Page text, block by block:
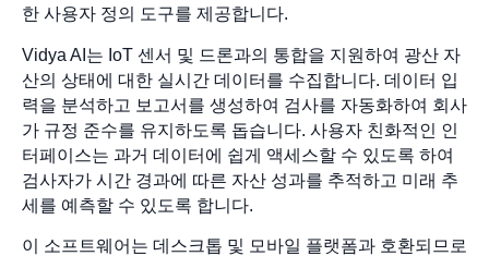
한 사용자 정의 도구를 제공합니다.
Vidya AI는 IoT 센서 및 드론과의 통합을 지원하여 광산 자
산의 상태에 대한 실시간 데이터를 수집합니다. 데이터 입
력을 분석하고 보고서를 생성하여 검사를 자동화하여 회사
가 규정 준수를 유지하도록 돕습니다. 사용자 친화적인 인
터페이스는 과거 데이터에 쉽게 액세스할 수 있도록 하여
검사자가 시간 경과에 따른 자산 성과를 추적하고 미래 추
세를 예측할 수 있도록 합니다.
이 소프트웨어는 데스크톱 및 모바일 플랫폼과 호환되므로